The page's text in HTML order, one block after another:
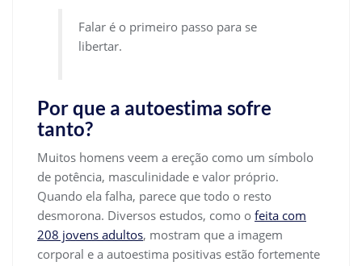
Falar é o primeiro passo para se
libertar.
Por que a autoestima sofre
tanto?
Muitos homens veem a ereção como um símbolo
de potência, masculinidade e valor próprio.
Quando ela falha, parece que todo o resto
desmorona. Diversos estudos, como o feita com
208 jovens adultos, mostram que a imagem
corporal e a autoestima positivas estão fortemente